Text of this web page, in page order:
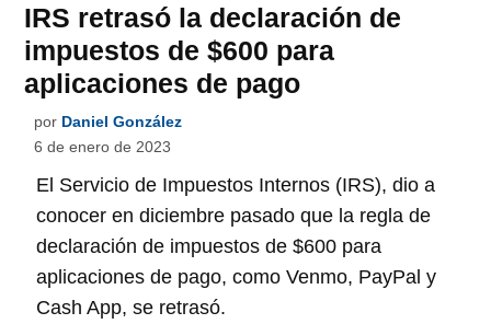
IRS retrasó la declaración de
impuestos de $600 para
aplicaciones de pago
por Daniel González
6 de enero de 2023
El Servicio de Impuestos Internos (IRS), dio a
conocer en diciembre pasado que la regla de
declaración de impuestos de $600 para
aplicaciones de pago, como Venmo, PayPal y
Cash App, se retrasó.